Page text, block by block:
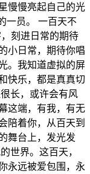
慢慢亮起自己的光
一员。 一百天不
刻进日常的期待
小日常，期待你唱
。我知道虚拟的屏
快乐，都是真真切
长，或许会有风
这端，有我，有无
陪着你，从百天到
舞台上，发光发
世界。这百天，
永远被爱包围，永